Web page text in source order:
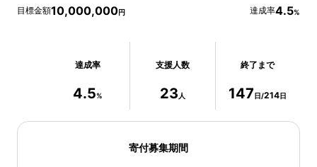
目標金額10,000,000円 達成率4.5%
達成率
4.5%
支援人数
23 人
終了まで
147日/214日
寄付募集期間